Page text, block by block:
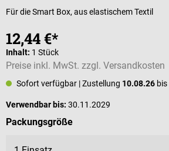
Für die Smart Box, aus elastischem Textil
12,44 €*
Inhalt: 1 Stück
Preise inkl. MwSt. zzgl. Versandkosten
Sofort verfügbar | Zustellung 10.08.26 bis
Verwendbar bis: 30.11.2029
Packungsgrößeauswählen